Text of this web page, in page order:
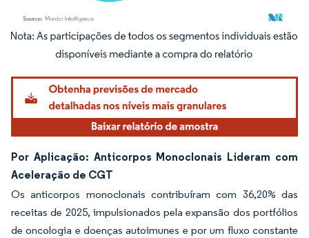
Imagem © Mordor Intelligence. O reuso requer atribuição conforme CC BY 4.0.
Por Aplicação: Anticorpos Monoclonais Lideram com
Aceleração de CGT
Os anticorpos monoclonais contribuíram com 36,20% das
receitas de 2025, impulsionados pela expansão dos portfólios
de oncologia e doenças autoimunes e por um fluxo constante